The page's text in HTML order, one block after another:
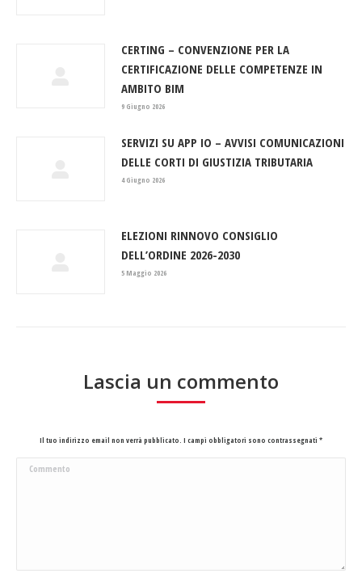
CERTING – CONVENZIONE PER LA
CERTIFICAZIONE DELLE COMPETENZE IN
AMBITO BIM
9 Giugno 2026
SERVIZI SU APP IO – AVVISI COMUNICAZIONI
DELLE CORTI DI GIUSTIZIA TRIBUTARIA
4 Giugno 2026
ELEZIONI RINNOVO CONSIGLIO
DELL’ORDINE 2026-2030
5 Maggio 2026
Lascia un commento
Il tuo indirizzo email non verrà pubblicato. I campi obbligatori sono contrassegnati *
Commento